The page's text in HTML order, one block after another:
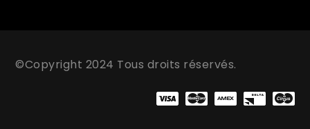
©Copyright 2024 Tous droits réservés.